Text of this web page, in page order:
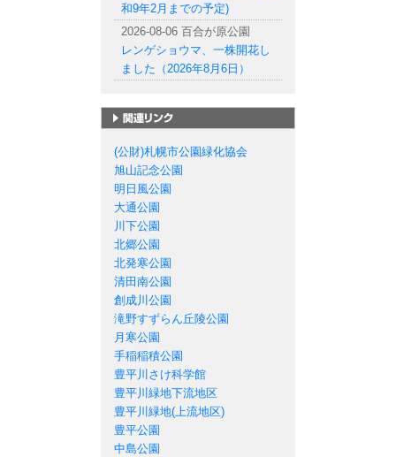
和9年2月までの予定)
2026-08-06 百合が原公園
レンゲショウマ、一株開花し
ました（2026年8月6日）
(公財)札幌市公園緑化協会
旭山記念公園
明日風公園
大通公園
川下公園
北郷公園
北発寒公園
清田南公園
創成川公園
滝野すずらん丘陵公園
月寒公園
手稲稲積公園
豊平川さけ科学館
豊平川緑地下流地区
豊平川緑地(上流地区)
豊平公園
中島公園